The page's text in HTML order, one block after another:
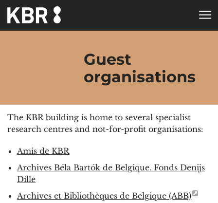
Skip to main content
Guest
organisations
The KBR building is home to several specialist
research centres and not-for-profit organisations:
Amis de KBR
Archives Béla Bartók de Belgique. Fonds Denijs
Dille
Archives et Bibliothèques de Belgique (ABB)